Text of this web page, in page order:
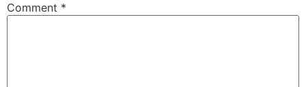
Comment *